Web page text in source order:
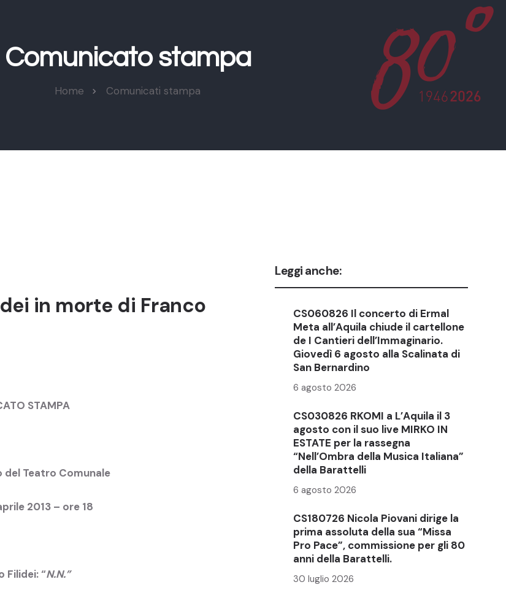
Comunicato stampa
Home Comunicati stampa
in morte di Franco
STAMPA
del Teatro Comunale
2013 – ore 18
Filidei: “N.N.”
Leggi anche:
CS060826 Il concerto di Ermal
Meta all’Aquila chiude il cartellone
de I Cantieri dell’Immaginario.
Giovedì 6 agosto alla Scalinata di
San Bernardino
6 agosto 2026
CS030826 RKOMI a L’Aquila il 3
agosto con il suo live MIRKO IN
ESTATE per la rassegna
“Nell’Ombra della Musica Italiana”
della Barattelli
6 agosto 2026
CS180726 Nicola Piovani dirige la
prima assoluta della sua “Missa
Pro Pace”, commissione per gli 80
anni della Barattelli.
30 luglio 2026